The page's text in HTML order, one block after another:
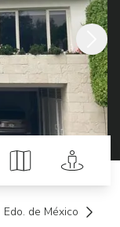
Mapa Street
Edo. de México